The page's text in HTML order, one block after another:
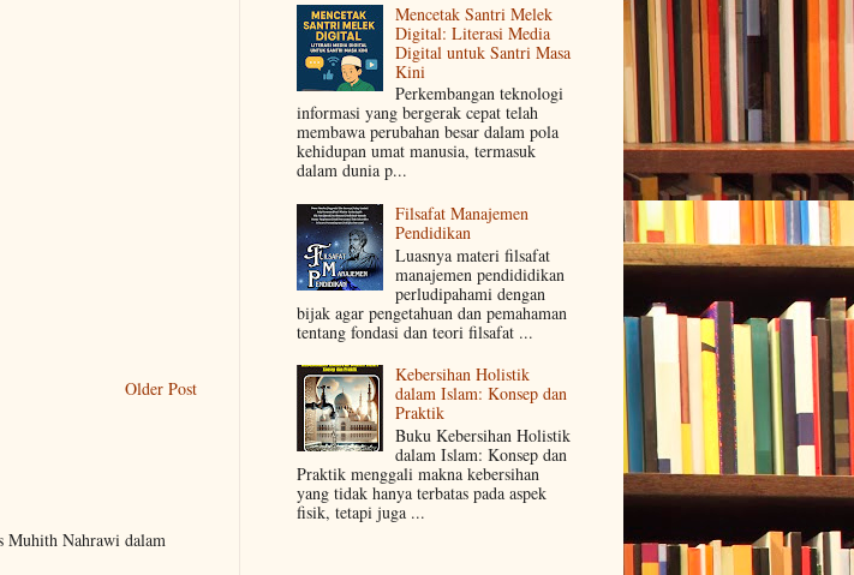
Older Post
Muhith Nahrawi dalam
Mencetak Santri Melek
Digital: Literasi Media
Digital untuk Santri Masa
Kini
Perkembangan teknologi
informasi yang bergerak cepat telah
membawa perubahan besar dalam pola
kehidupan umat manusia, termasuk
dalam dunia p...
Filsafat Manajemen
Pendidikan
Luasnya materi filsafat
manajemen pendididikan
perludipahami dengan
bijak agar pengetahuan dan pemahaman
tentang fondasi dan teori filsafat ...
Kebersihan Holistik
dalam Islam: Konsep dan
Praktik
Buku Kebersihan Holistik
dalam Islam: Konsep dan
Praktik menggali makna kebersihan
yang tidak hanya terbatas pada aspek
fisik, tetapi juga ...